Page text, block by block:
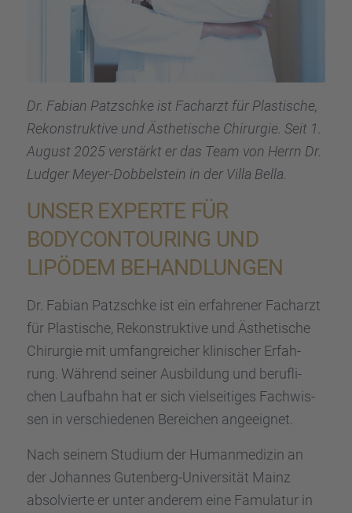
Dr. Fabian Patzschke ist Facharzt für Plasti­sche,
Rekon­struk­tive und Ästhe­ti­sche Chirur­gie. Seit 1.
August 2025 verstärkt er das Team von Herrn Dr.
Ludger Meyer-Dobbel­stein in der Villa Bella.
UNSER EXPERTE FÜR
BODYCON­TOU­RING UND
LIPÖDEM BEHAND­LUN­GEN
Dr. Fabian Patzschke ist ein erfah­re­ner Facharzt
für Plasti­sche, Rekon­struk­tive und Ästhe­ti­sche
Chirur­gie mit umfang­rei­cher klini­scher Erfah­
rung. Während seiner Ausbil­dung und beruf­li­
chen Laufbahn hat er sich vielsei­ti­ges Fachwis­
sen in verschie­de­nen Berei­chen angeeig­net.
Nach seinem Studium der Human­me­di­zin an
der Johan­nes Guten­berg-Univer­si­tät Mainz
absol­vierte er unter anderem eine Famula­tur in